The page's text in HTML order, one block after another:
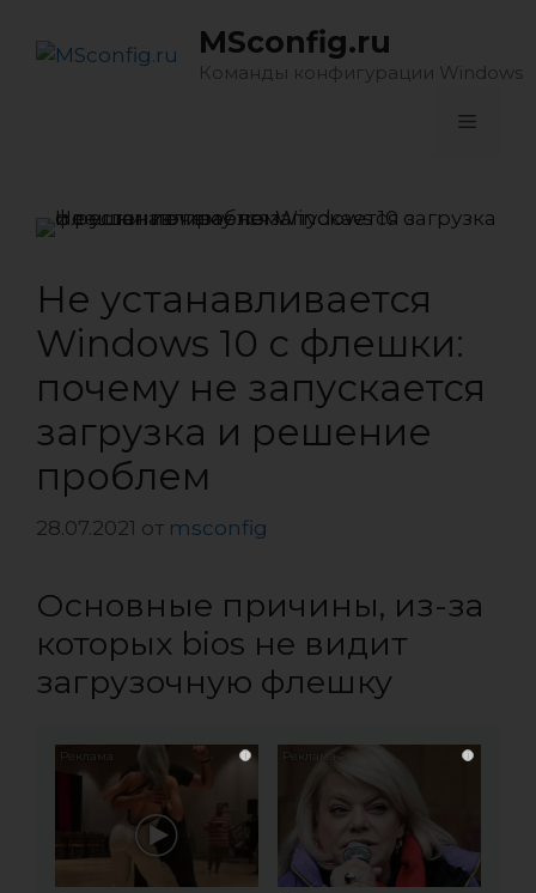
содержимому
MSconfig.ru
Команды конфигурации Windows
Меню
Не устанавливается
Windows 10 с флешки:
почему не запускается
загрузка и решение
проблем
28.07.2021 от msconfig
Основные причины, из-за
которых bios не видит
загрузочную флешку
i i